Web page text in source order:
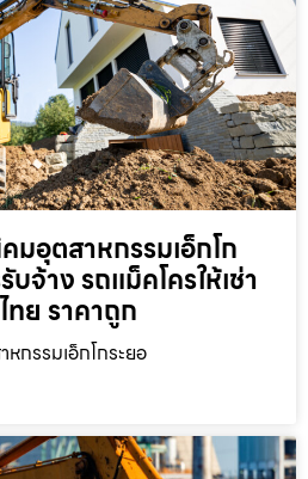
มอุตสาหกรรมเอ็กโก
จ้าง รถแม็คโครให้เช่า
ย ราคาถูก
กรรมเอ็กโกระยอ